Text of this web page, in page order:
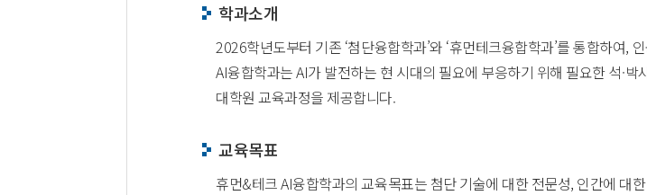
학과소개
2026학년도부터 기존 ‘첨단융합학과’와 ‘휴먼테크융합학과’를 통합하여,
AI융합학과는 AI가 발전하는 현 시대의 필요에 부응하기 위해 필요한 석·
대학원 교육과정을 제공합니다.
교육목표
휴먼&테크 AI융합학과의 교육목표는 첨단 기술에 대한 전문성, 인간에 대